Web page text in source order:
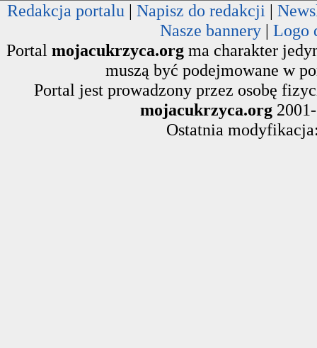
Redakcja portalu |Napisz do redakcji |
Nasze bannery |Logo
Portalmojacukrzyca.org ma charakter
muszą być podejmowane w
Portal jest prowadzony przez osobę
mojacukrzyca.org
Ostatnia